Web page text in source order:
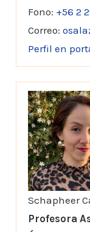
Fono: +56 2
Correo:
Perfil en
Schapheer
Profesora